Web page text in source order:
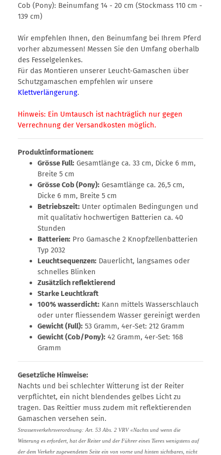
Cob (Pony): Beinumfang 14 - 20 cm (Stockmass 110 cm -
139 cm)
Wir empfehlen Ihnen, den Beinumfang bei Ihrem Pferd
vorher abzumessen! Messen Sie den Umfang oberhalb
des Fesselgelenkes.
Für das Montieren unserer Leucht-Gamaschen über
Schutzgamaschen empfehlen wir unsere
Klettverlängerung.
Hinweis: Ein Umtausch ist nachträglich nur gegen
Verrechnung der Versandkosten möglich.
Produktinformationen:
Grösse Full: Gesamtlänge ca. 33 cm, Dicke 6 mm,
Breite 5 cm
Grösse Cob (Pony): Gesamtlänge ca. 26,5 cm,
Dicke 6 mm, Breite 5 cm
Betriebszeit: Unter optimalen Bedingungen und
mit qualitativ hochwertigen Batterien ca. 40
Stunden
Batterien: Pro Gamasche 2 Knopfzellenbatterien
Typ 2032
Leuchtsequenzen: Dauerlicht, langsames oder
schnelles Blinken
Zusätzlich reflektierend
Starke Leuchtkraft
100% wasserdicht: Kann mittels Wasserschlauch
oder unter fliessendem Wasser gereinigt werden
Gewicht (Full): 53 Gramm, 4er-Set: 212 Gramm
Gewicht (Cob/Pony): 42 Gramm, 4er-Set: 168
Gramm
Gesetzliche Hinweise:
Nachts und bei schlechter Witterung ist der Reiter
verpflichtet, ein nicht blendendes gelbes Licht zu
tragen. Das Reittier muss zudem mit reflektierenden
Gamaschen versehen sein.
Strassenverkehrsverordnung: Art. 53 Abs. 2 VRV «Nachts und wenn die
Witterung es erfordert, hat der Reiter und der Führer eines Tieres wenigstens auf
der dem Verkehr zugewendeten Seite ein von vorne und hinten sichtbares, nicht